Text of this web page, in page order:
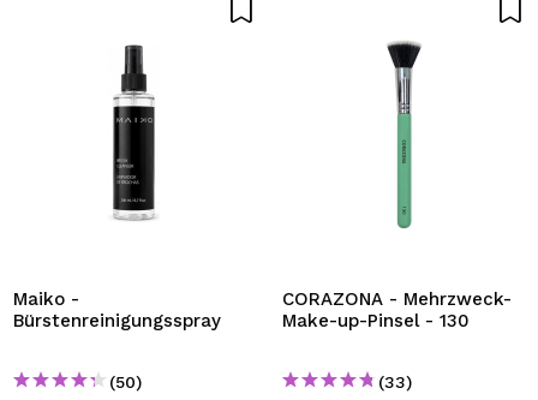
Maiko -
Bürstenreinigungsspray
(50)
CORAZONA - Mehrzweck-
Make-up-Pinsel - 130
(33)